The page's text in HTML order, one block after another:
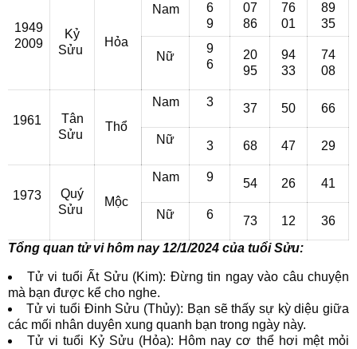
1949
2009
Kỷ
Sửu
Hỏa
Nam
6
9
07
86
76
01
89
35
Nữ
9
6
20
95
94
33
74
08
1961
Tân
Sửu
Thổ
Nam 3 37 50 66
Nữ 3 68 47 29
1973
Quý
Sửu
Mộc
Nam 9 54 26 41
Nữ 6 73 12
36
Tổng quan tử vi hôm nay 12/1/2024 của tuổi Sửu:
Tử vi tuổi Ất Sửu (Kim): Đừng tin ngay vào câu chuyện
mà bạn được kể cho nghe.
Tử vi tuổi Đinh Sửu (Thủy): Bạn sẽ thấy sự kỳ diệu giữa
các mối nhân duyên xung quanh bạn trong ngày này.
Tử vi tuổi Kỷ Sửu (Hỏa): Hôm nay cơ thể hơi mệt mỏi